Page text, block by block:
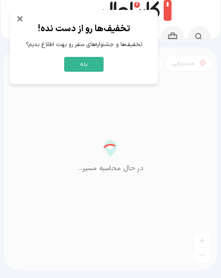
مسیریابی
در حال محاسبه مسیر...
× تخفیف‌ها رو از دست نده!
تخفیف‌ها و جشنواره‌های سفر رو بهت اطلاع بدیم؟
بله